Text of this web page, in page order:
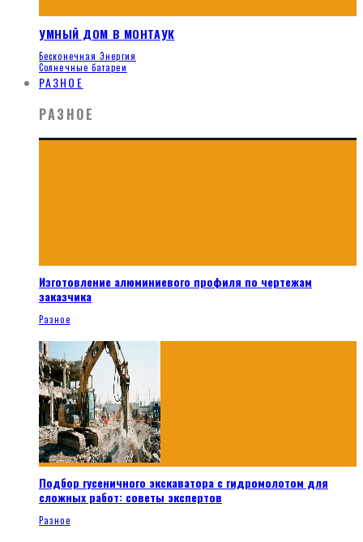
УМНЫЙ ДОМ В МОНТАУК
Бесконечная Энергия
Солнечные батареи
РАЗНОЕ
РАЗНОЕ
Изготовление алюминиевого профиля по чертежам
заказчика
Разное
Подбор гусеничного экскаватора с гидромолотом для
сложных работ: советы экспертов
Разное